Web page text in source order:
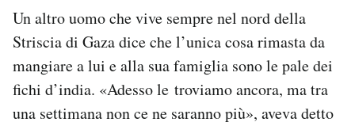
Un altro uomo che vive sempre nel nord della
Striscia di Gaza dice che l’unica cosa rimasta da
mangiare a lui e alla sua famiglia sono le pale dei
fichi d’india. «Adesso le troviamo ancora, ma tra
una settimana non ce ne saranno più», aveva detto